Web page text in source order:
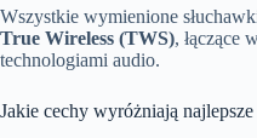
Wszystkie wymienione
True Wireless (TWS), łączące
technologiami audio.
Jakie cechy wyróżniają